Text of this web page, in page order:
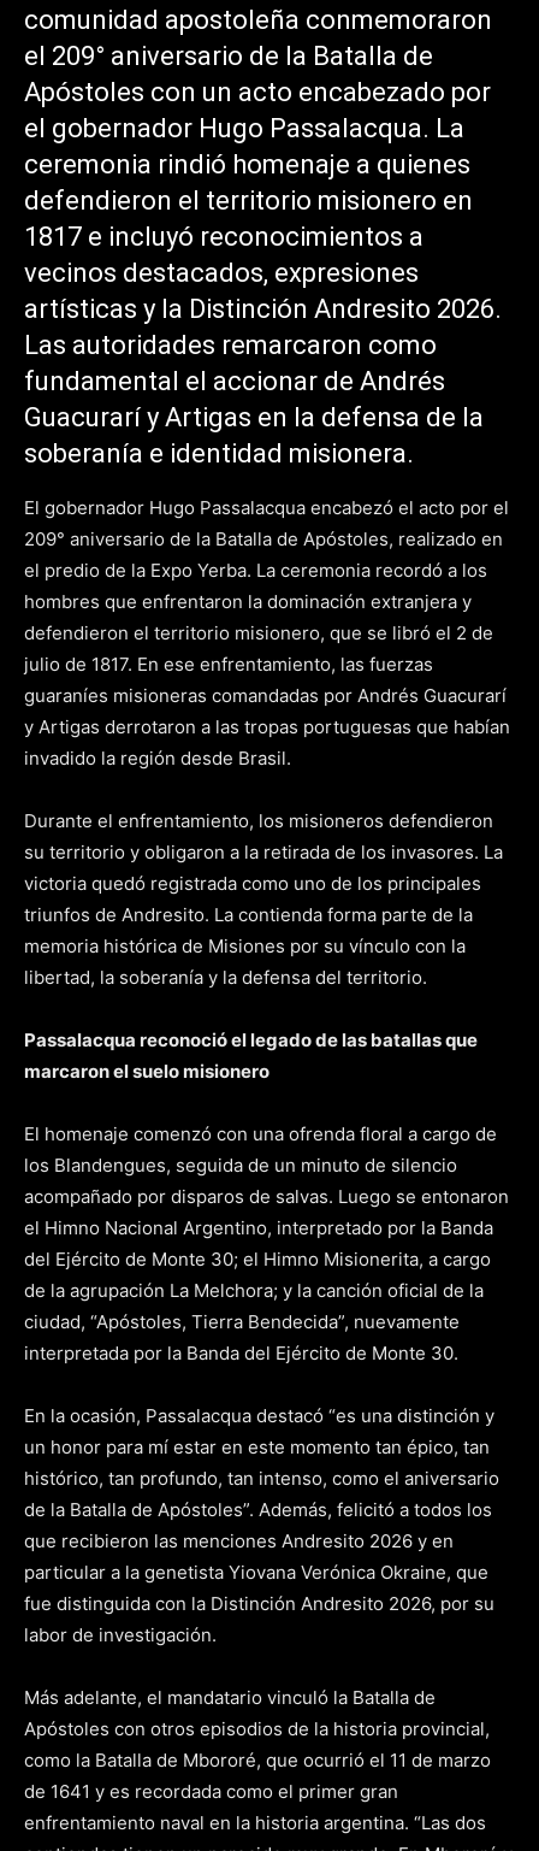
comunidad apostoleña conmemoraron
el 209° aniversario de la Batalla de
Apóstoles con un acto encabezado por
el gobernador Hugo Passalacqua. La
ceremonia rindió homenaje a quienes
defendieron el territorio misionero en
1817 e incluyó reconocimientos a
vecinos destacados, expresiones
artísticas y la Distinción Andresito 2026.
Las autoridades remarcaron como
fundamental el accionar de Andrés
Guacurarí y Artigas en la defensa de la
soberanía e identidad misionera.
El gobernador Hugo Passalacqua encabezó el acto por el
209° aniversario de la Batalla de Apóstoles, realizado en
el predio de la Expo Yerba. La ceremonia recordó a los
hombres que enfrentaron la dominación extranjera y
defendieron el territorio misionero, que se libró el 2 de
julio de 1817. En ese enfrentamiento, las fuerzas
guaraníes misioneras comandadas por Andrés Guacurarí
y Artigas derrotaron a las tropas portuguesas que habían
invadido la región desde Brasil.
Durante el enfrentamiento, los misioneros defendieron
su territorio y obligaron a la retirada de los invasores. La
victoria quedó registrada como uno de los principales
triunfos de Andresito. La contienda forma parte de la
memoria histórica de Misiones por su vínculo con la
libertad, la soberanía y la defensa del territorio.
Passalacqua reconoció el legado de las batallas que
marcaron el suelo misionero
El homenaje comenzó con una ofrenda floral a cargo de
los Blandengues, seguida de un minuto de silencio
acompañado por disparos de salvas. Luego se entonaron
el Himno Nacional Argentino, interpretado por la Banda
del Ejército de Monte 30; el Himno Misionerita, a cargo
de la agrupación La Melchora; y la canción oficial de la
ciudad, “Apóstoles, Tierra Bendecida”, nuevamente
interpretada por la Banda del Ejército de Monte 30.
En la ocasión, Passalacqua destacó “es una distinción y
un honor para mí estar en este momento tan épico, tan
histórico, tan profundo, tan intenso, como el aniversario
de la Batalla de Apóstoles”. Además, felicitó a todos los
que recibieron las menciones Andresito 2026 y en
particular a la genetista Yiovana Verónica Okraine, que
fue distinguida con la Distinción Andresito 2026, por su
labor de investigación.
Más adelante, el mandatario vinculó la Batalla de
Apóstoles con otros episodios de la historia provincial,
como la Batalla de Mbororé, que ocurrió el 11 de marzo
de 1641 y es recordada como el primer gran
enfrentamiento naval en la historia argentina. “Las dos